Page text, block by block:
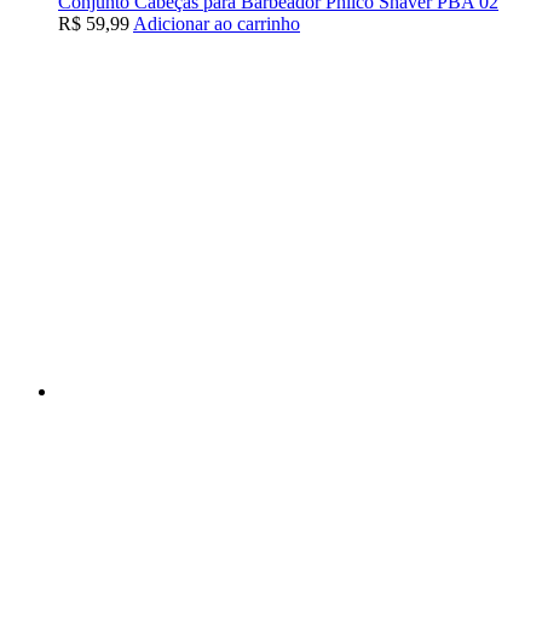
R$ 59,99Adicionar ao carrinho